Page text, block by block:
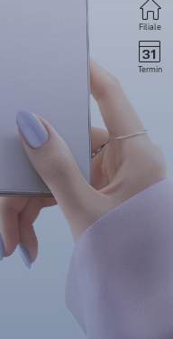
Filiale
Termin